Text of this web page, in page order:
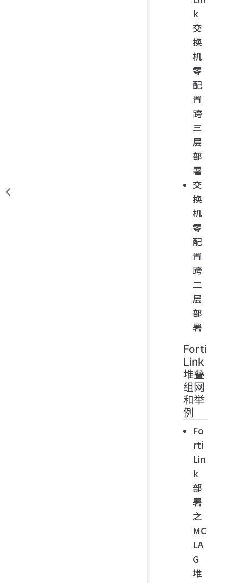
k
交
换
机
零
配
置
跨
三
层
部
署
交
换
机
零
配
置
跨
二
层
部
署
Forti
Link
堆叠
组网
和举
例
Fo
rti
Lin
k
部
署
之
MC
LA
G
堆